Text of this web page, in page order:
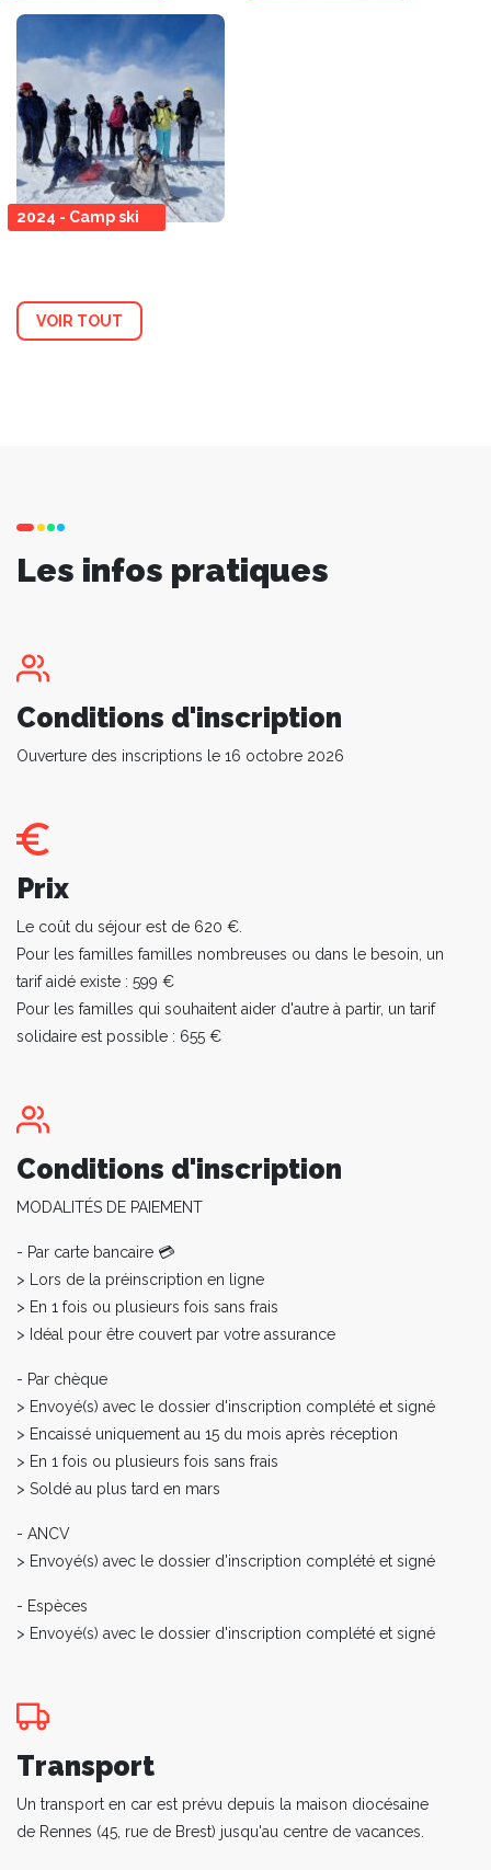
2024 - Camp ski
VOIR TOUT
Les infos pratiques
Conditions d'inscription
Ouverture des inscriptions le 16 octobre 2026
Prix
Le coût du séjour est de 620 €.
Pour les familles familles nombreuses ou dans le besoin, un
tarif aidé existe : 599 €
Pour les familles qui souhaitent aider d'autre à partir, un tarif
solidaire est possible : 655 €
Conditions d'inscription
MODALITÉS DE PAIEMENT
- Par carte bancaire 💳
> Lors de la préinscription en ligne
> En 1 fois ou plusieurs fois sans frais
> Idéal pour être couvert par votre assurance
- Par chèque
> Envoyé(s) avec le dossier d'inscription complété et signé
> Encaissé uniquement au 15 du mois après réception
> En 1 fois ou plusieurs fois sans frais
> Soldé au plus tard en mars
- ANCV
> Envoyé(s) avec le dossier d'inscription complété et signé
- Espèces
> Envoyé(s) avec le dossier d'inscription complété et signé
Transport
Un transport en car est prévu depuis la maison diocésaine
de Rennes (45, rue de Brest) jusqu'au centre de vacances.